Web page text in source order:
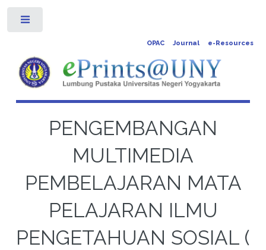
OPAC Journal e-Resources
PENGEMBANGAN
MULTIMEDIA
PEMBELAJARAN MATA
PELAJARAN ILMU
PENGETAHUAN SOSIAL (